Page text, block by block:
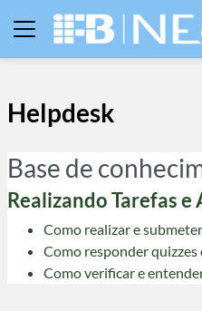
Ir para o conteúdo principal
Painel lateral
Helpdesk
Base de
Realizando Tarefas e
Como realizar e
Como responder quizzes
Como verificar e